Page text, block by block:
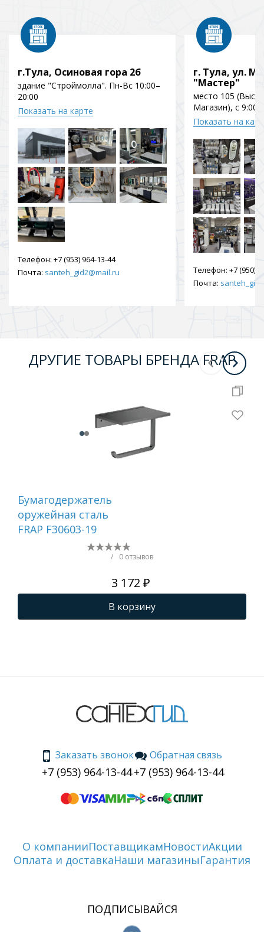
г.Тула, Осиновая гора 2б
здание "Строймолла". Пн-Вс 10:00–
20:00
Показать на карте
Телефон: +7 (953) 964-13-44
Почта: santeh_gid2@mail.ru
г. Тула, ул.
"Мастер"
место 105
Магазин), с 9:00
Показать на
Телефон: +7 (950)
Почта:
ДРУГИЕ ТОВАРЫ БРЕНДА FRAP
Бумагодержатель
оружейная сталь
FRAP F30603-19
/ 0 отзывов
3 172 ₽
В корзину
Заказать звонок
+7 (953) 964-13-44
Обратная связь
+7 (953) 964-13-44
О компанииПоставщикамНовостиАкции
Оплата и доставкаНаши магазиныГарантия
ПОДПИСЫВАЙСЯ